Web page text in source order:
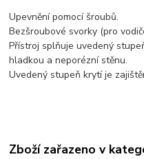
Upevnění pomocí šroubů.
Bezšroubové svorky (pro
Přístroj splňuje uvedený
hladkou a neporézní stěnu.
Uvedený stupeň krytí je
Zboží zařazeno v